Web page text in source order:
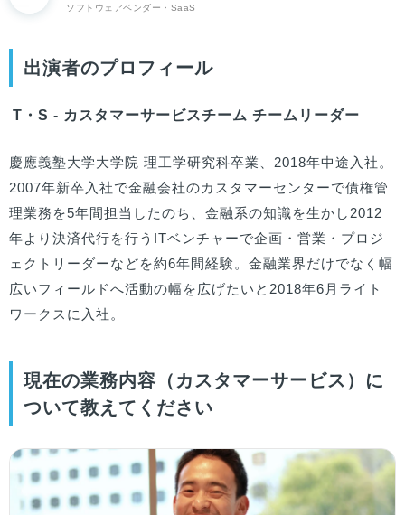
ソフトウェアベンダー・SaaS
出演者のプロフィール
T・S - カスタマーサービスチーム チームリーダー
慶應義塾大学大学院 理工学研究科卒業、2018年中途入社。
2007年新卒入社で金融会社のカスタマーセンターで債権管
理業務を5年間担当したのち、金融系の知識を生かし2012
年より決済代行を行うITベンチャーで企画・営業・プロジ
ェクトリーダーなどを約6年間経験。金融業界だけでなく幅
広いフィールドへ活動の幅を広げたいと2018年6月ライト
ワークスに入社。
現在の業務内容（カスタマーサービス）に
ついて教えてください